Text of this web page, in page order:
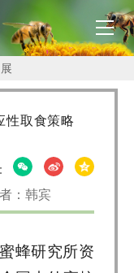
性取食策略
：韩宾
蜂研究所资